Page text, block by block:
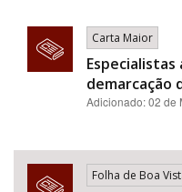
Carta Maior
demarcação
Adicionado: 02 de
Folha de Boa